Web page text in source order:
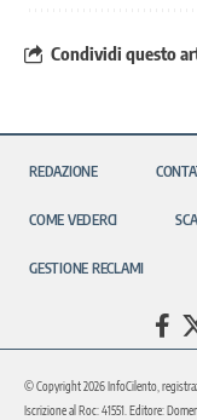
Condividi questo
REDAZIONE
COME VEDERCI
GESTIONE RECLAMI
© Copyright 2026 InfoCilento,
Iscrizione al Roc: 41551. Editore: